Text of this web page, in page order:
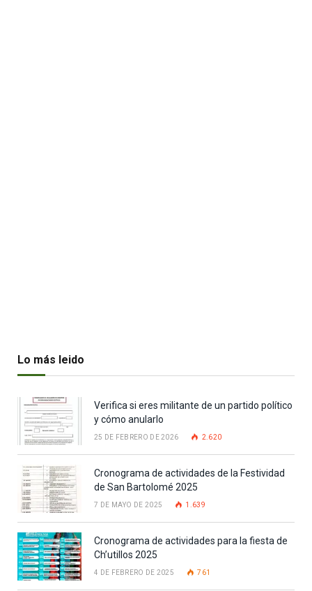
Lo más leido
Verifica si eres militante de un partido político
y cómo anularlo
25 DE FEBRERO DE 2026 2.620
Cronograma de actividades de la Festividad
de San Bartolomé 2025
7 DE MAYO DE 2025 1.639
Cronograma de actividades para la fiesta de
Ch’utillos 2025
4 DE FEBRERO DE 2025 761